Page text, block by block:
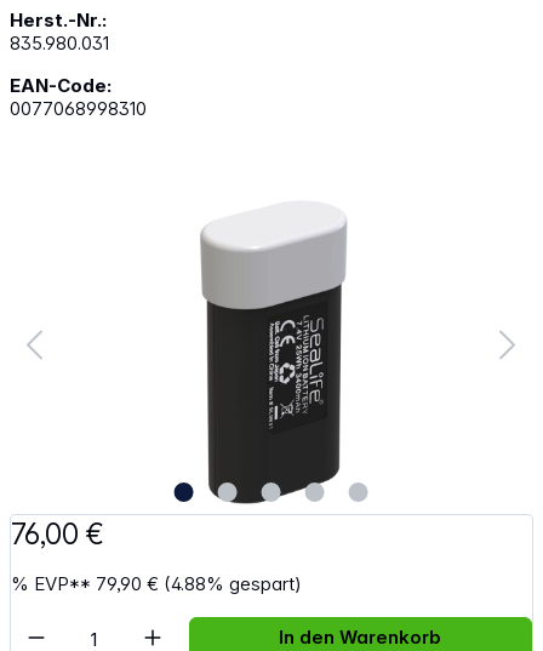
Herst.-Nr.:
835.980.031
EAN-Code:
0077068998310
76,00 €
% EVP** 79,90 € (4.88% gespart)
Artikel Anzahl: Gib den gewünschten
In den Warenkorb